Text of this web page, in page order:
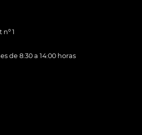
1
de 8:30 a 14:00 horas